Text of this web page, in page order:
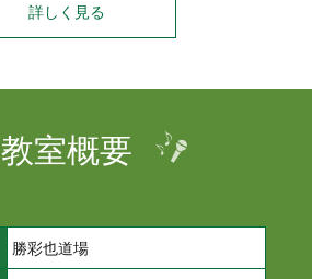
詳しく見る
教室概要
勝彩也道場